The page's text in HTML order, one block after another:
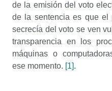
de la emisión del voto
de la sentencia es que
secrecía del voto se ven
transparencia en los
máquinas o
ese momento. [1] .